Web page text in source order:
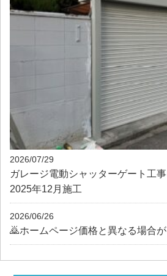
2026/07/29
ガレージ電動シャッターゲート工
2025年12月施工
2026/06/26
🙇ホームページ価格と異なる場合